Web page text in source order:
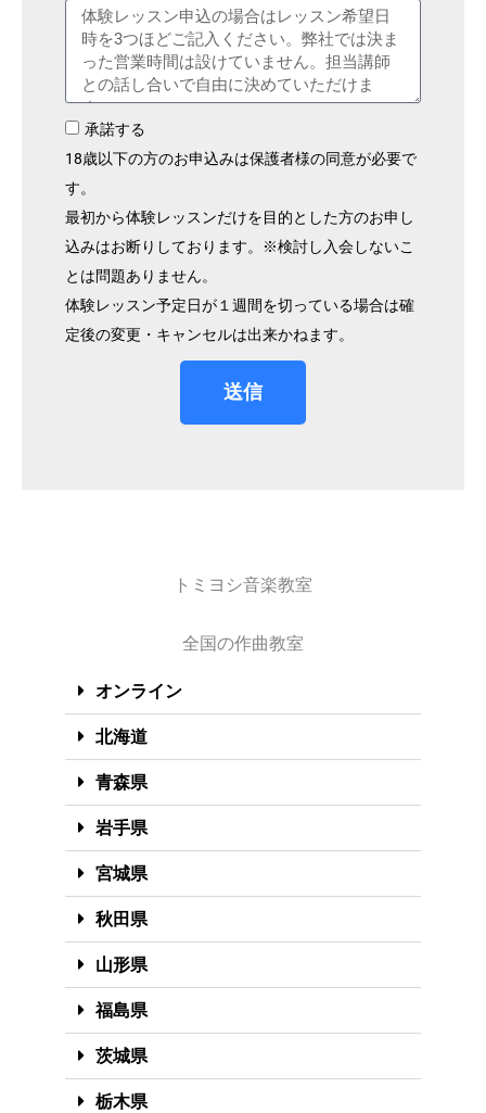
承諾する
18歳以下の方のお申込みは保護者様の同意が必要で
す。
最初から体験レッスンだけを目的とした方のお申し
込みはお断りしております。※検討し入会しないこ
とは問題ありません。
体験レッスン予定日が１週間を切っている場合は確
定後の変更・キャンセルは出来かねます。
送信
トミヨシ音楽教室
全国の作曲教室
オンライン
北海道
青森県
岩手県
宮城県
秋田県
山形県
福島県
茨城県
栃木県